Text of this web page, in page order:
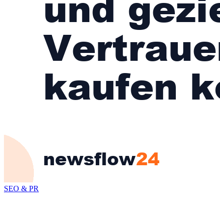
SEO & PR